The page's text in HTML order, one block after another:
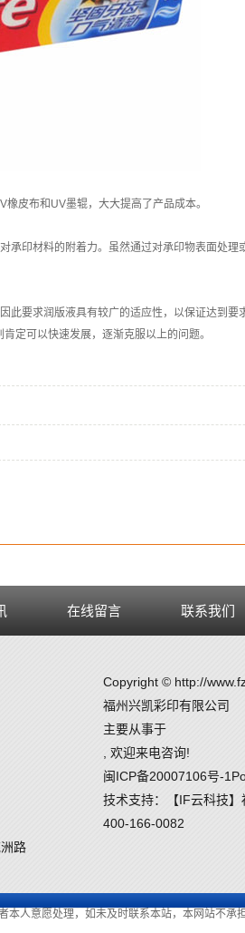
皮布和UV墨辊，大大提高了产品成本。
印材料的附着力。虽然通过对承印物表面处理
要求润版液具有较广的适应性，以保证达到要
定可以快速发展，逐渐克服以上的问题。
在线留言 联系我们
路
Copyright © http://
福州兴凯彩印有限公司
主要从事于
, 欢迎来电咨询!
闽ICP备20007106号-1
技术支持：
【IF云科技
400-166-0082
人意愿处理，如未及时联系本站，本网站不承担